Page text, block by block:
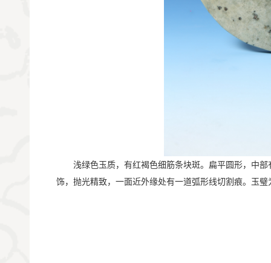
浅绿色玉质，有红褐色细筋条块斑。扁平圆形，中部
饰，抛光精致，一面近外缘处有一道弧形线切割痕。玉